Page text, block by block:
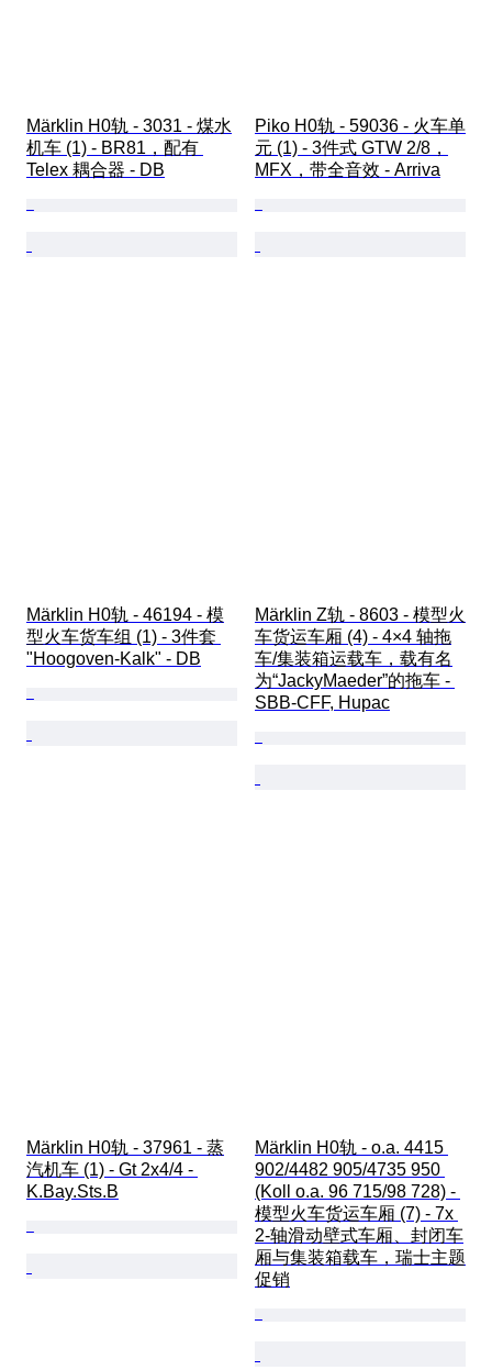
Märklin H0轨 - 3031 - 煤水
机车 (1) - BR81，配有
Telex 耦合器 - DB
Piko H0轨 - 59036 - 火车单
元 (1) - 3件式 GTW 2/8，
MFX，带全音效 - Arriva
Märklin H0轨 - 46194 - 模
型火车货车组 (1) - 3件套
"Hoogoven-Kalk" - DB
Märklin Z轨 - 8603 - 模型火
车货运车厢 (4) - 4×4 轴拖
车/集装箱运载车，载有名
为“JackyMaeder”的拖车 -
SBB-CFF, Hupac
Märklin H0轨 - 37961 - 蒸
汽机车 (1) - Gt 2x4/4 -
K.Bay.Sts.B
Märklin H0轨 - o.a. 4415
902/4482 905/4735 950
(Koll o.a. 96 715/98 728) -
模型火车货运车厢 (7) - 7x
2-轴滑动壁式车厢、封闭车
厢与集装箱载车，瑞士主题
促销